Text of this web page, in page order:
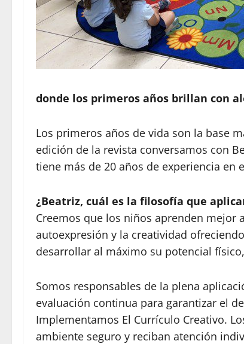
donde los primeros años brillan con
Los primeros años de vida son la base
edición de la revista conversamos con
tiene más de 20 años de experiencia en
¿Beatriz, cuál es la filosofía que
Creemos que los niños aprenden mejor
autoexpresión y la creatividad
desarrollar al máximo su potencial
Somos responsables de la plena
evaluación continua para garantizar el
Implementamos El Currículo Creativo.
ambiente seguro y reciban atención